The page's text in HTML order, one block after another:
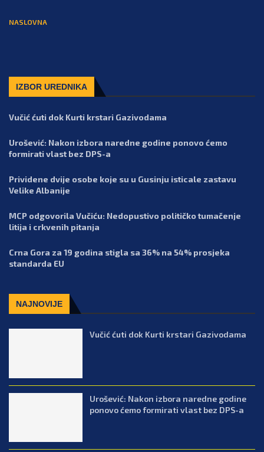
NASLOVNA
IZBOR UREDNIKA
Vučić ćuti dok Kurti krstari Gazivodama
Urošević: Nakon izbora naredne godine ponovo ćemo
formirati vlast bez DPS-a
Prividene dvije osobe koje su u Gusinju isticale zastavu
Velike Albanije
MCP odgovorila Vučiću: Nedopustivo političko tumačenje
litija i crkvenih pitanja
Crna Gora za 19 godina stigla sa 36% na 54% prosjeka
standarda EU
NAJNOVIJE
Vučić ćuti dok Kurti krstari Gazivodama
Urošević: Nakon izbora naredne godine
ponovo ćemo formirati vlast bez DPS-a